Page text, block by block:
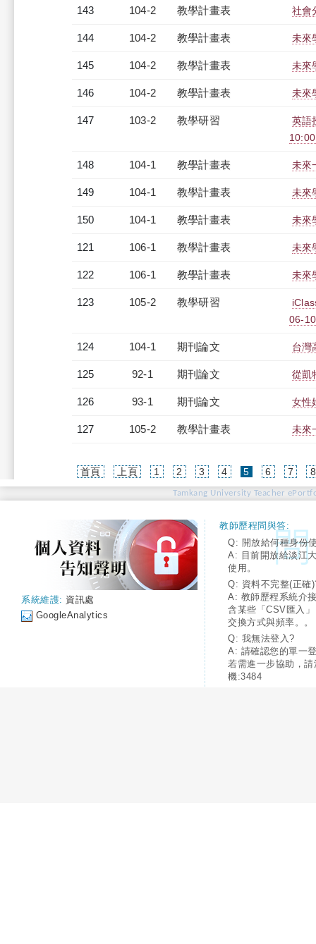
143 104-2 教學計畫表 社會
144 104-2 教學計畫表 未來
145 104-2 教學計畫表 未來
146 104-2 教學計畫表 未來
147 103-2 教學研習
英語
148 104-1 教學計畫表 未來
149 104-1 教學計畫表 未來
150 104-1 教學計畫表 未來
121 106-1 教學計畫表 未來
122 106-1 教學計畫表 未來
123 105-2 教學研習
06-
124 104-1 期刊論文 台灣
125 92-1 期刊論文 從凱
126 93-1 期刊論文 女性
127 105-2 教學計畫表 未來
首頁 上頁 1 2 3 4 5(current)
6 7 8
Tamkang University Teacher
系統維護: 資訊處
GoogleAnalytics
教師歷程問與答:
Q: 開放給何種身份
A: 目前開放給淡江
使用。
Q: 資料不完整(正確
A: 教師歷程系統介
含某些「CSV匯入
交換方式與頻率。。
Q: 我無法登入?
A: 請確認您的單一
若需進一步協助，
機:3484